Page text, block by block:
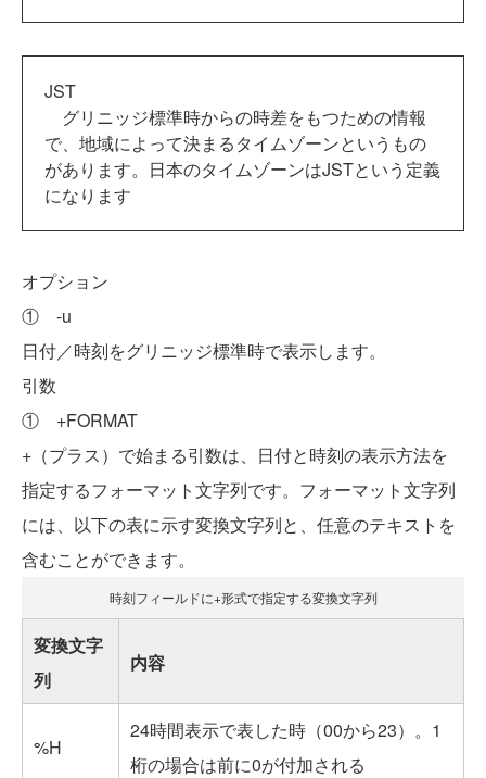
JST
グリニッジ標準時からの時差をもつための情報
で、地域によって決まるタイムゾーンというもの
があります。日本のタイムゾーンはJSTという定義
になります
オプション
① -u
日付／時刻をグリニッジ標準時で表示します。
引数
① +FORMAT
+（プラス）で始まる引数は、日付と時刻の表示方法を
指定するフォーマット文字列です。フォーマット文字列
には、以下の表に示す変換文字列と、任意のテキストを
含むことができます。
時刻フィールドに+形式で指定する変換文字列
変換文字
列
内容
%H
24時間表示で表した時（00から23）。1
桁の場合は前に0が付加される